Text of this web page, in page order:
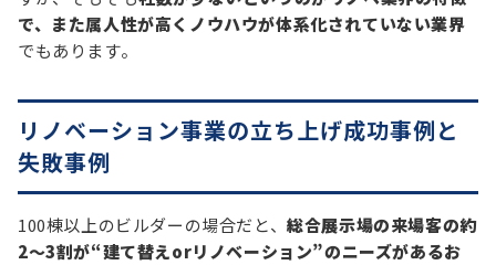
で、また属人性が高くノウハウが体系化されていない業界
でもあります。
リノベーション事業の立ち上げ成功事例と
失敗事例
100棟以上のビルダーの場合だと、総合展示場の来場客の約
2～3割が“建て替えorリノベーション”のニーズがあるお